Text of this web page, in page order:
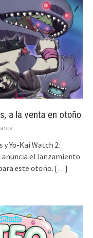
a la venta en otoño
Yo-Kai Watch 2:
anuncia el lanzamiento
este otoño. […]